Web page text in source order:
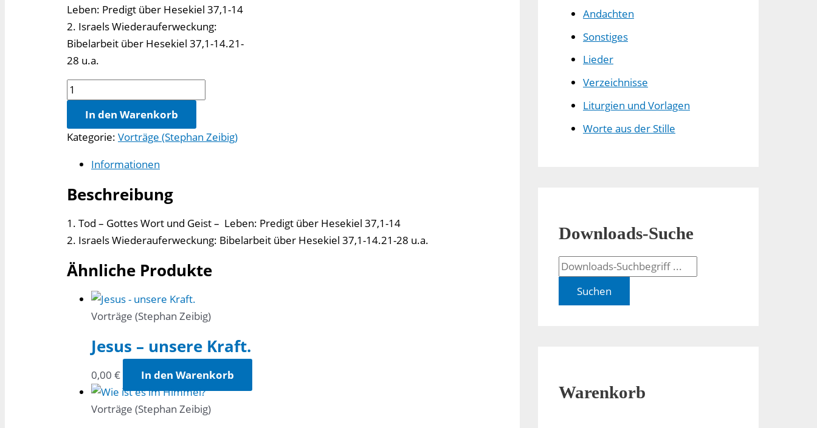
Leben: Predigt über Hesekiel 37,1-14
2. Israels Wiederauferweckung:
Bibelarbeit über Hesekiel 37,1-14.21-
28 u.a.
Gottes
Wort
tote
Hesekiel
37
In den Warenkorb
Kategorie: Vorträge (Stephan Zeibig)
Informationen
Beschreibung
1. Tod – Gottes Wort und Geist – Leben: Predigt über Hesekiel 37,1-14
2. Israels Wiederauferweckung: Bibelarbeit über Hesekiel 37,1-14.21-28 u.a.
Ähnliche Produkte
Vorträge (Stephan Zeibig)
Jesus – unsere Kraft.
0,00 € In den Warenkorb
Vorträge (Stephan Zeibig)
Andachten
Sonstiges
Lieder
Verzeichnisse
Liturgien und Vorlagen
Worte aus der Stille
Downloads-Suche
Suchen
Warenkorb